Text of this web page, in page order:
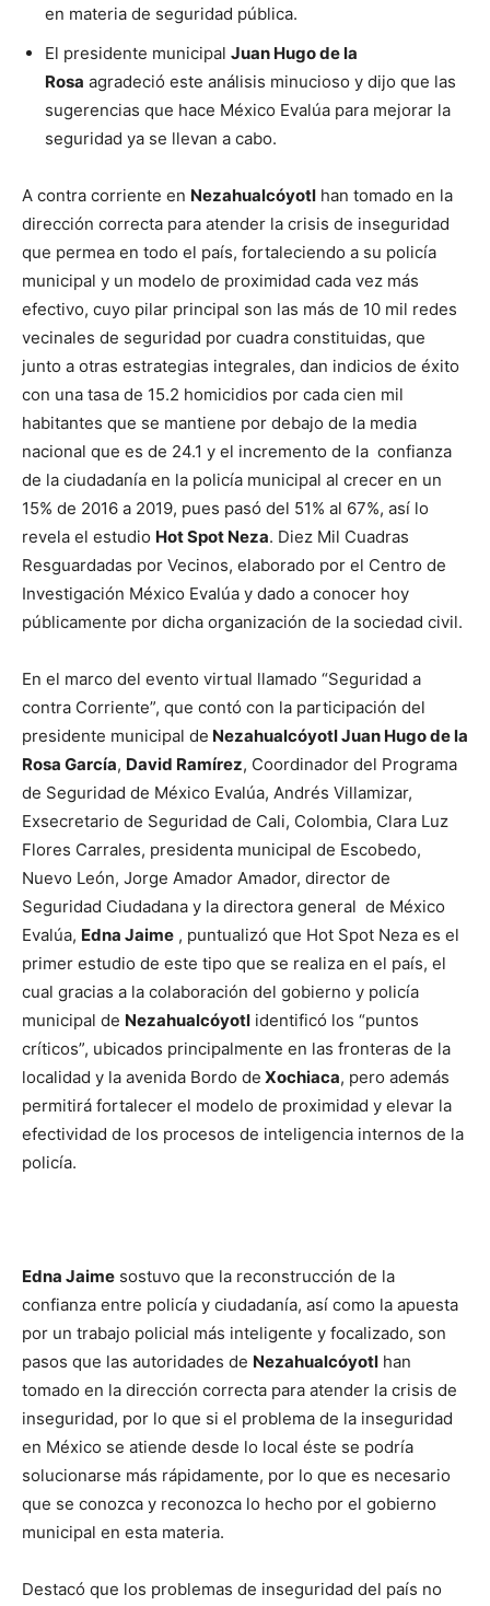
en materia de seguridad pública.
El presidente municipal Juan Hugo de la
Rosa agradeció este análisis minucioso y dijo que las
sugerencias que hace México Evalúa para mejorar la
seguridad ya se llevan a cabo.
A contra corriente en Nezahualcóyotl han tomado en la
dirección correcta para atender la crisis de inseguridad
que permea en todo el país, fortaleciendo a su policía
municipal y un modelo de proximidad cada vez más
efectivo, cuyo pilar principal son las más de 10 mil redes
vecinales de seguridad por cuadra constituidas, que
junto a otras estrategias integrales, dan indicios de éxito
con una tasa de 15.2 homicidios por cada cien mil
habitantes que se mantiene por debajo de la media
nacional que es de 24.1 y el incremento de la confianza
de la ciudadanía en la policía municipal al crecer en un
15% de 2016 a 2019, pues pasó del 51% al 67%, así lo
revela el estudio Hot Spot Neza. Diez Mil Cuadras
Resguardadas por Vecinos, elaborado por el Centro de
Investigación México Evalúa y dado a conocer hoy
públicamente por dicha organización de la sociedad civil.
En el marco del evento virtual llamado “Seguridad a
contra Corriente”, que contó con la participación del
presidente municipal de Nezahualcóyotl Juan Hugo de la
Rosa García, David Ramírez, Coordinador del Programa
de Seguridad de México Evalúa, Andrés Villamizar,
Exsecretario de Seguridad de Cali, Colombia, Clara Luz
Flores Carrales, presidenta municipal de Escobedo,
Nuevo León, Jorge Amador Amador, director de
Seguridad Ciudadana y la directora general de México
Evalúa, Edna Jaime , puntualizó que Hot Spot Neza es el
primer estudio de este tipo que se realiza en el país, el
cual gracias a la colaboración del gobierno y policía
municipal de Nezahualcóyotl identificó los “puntos
críticos”, ubicados principalmente en las fronteras de la
localidad y la avenida Bordo de Xochiaca, pero además
permitirá fortalecer el modelo de proximidad y elevar la
efectividad de los procesos de inteligencia internos de la
policía.
Edna Jaime sostuvo que la reconstrucción de la
confianza entre policía y ciudadanía, así como la apuesta
por un trabajo policial más inteligente y focalizado, son
pasos que las autoridades de Nezahualcóyotl han
tomado en la dirección correcta para atender la crisis de
inseguridad, por lo que si el problema de la inseguridad
en México se atiende desde lo local éste se podría
solucionarse más rápidamente, por lo que es necesario
que se conozca y reconozca lo hecho por el gobierno
municipal en esta materia.
Destacó que los problemas de inseguridad del país no